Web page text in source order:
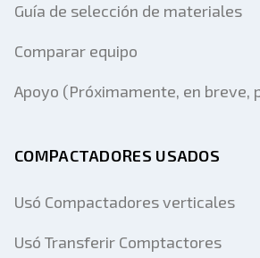
Guía de selección de materiales
Comparar equipo
Apoyo (Próximamente, en breve,
COMPACTADORES USADOS
Usó Compactadores verticales
Usó Transferir Comptactores